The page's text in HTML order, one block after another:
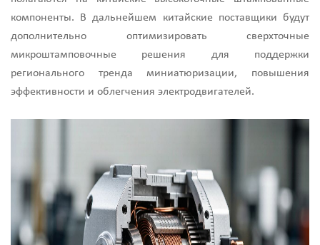
компоненты. В дальнейшем китайские поставщики будут
дополнительно оптимизировать сверхточные
микроштамповочные решения для поддержки
регионального тренда миниатюризации, повышения
эффективности и облегчения электродвигателей.